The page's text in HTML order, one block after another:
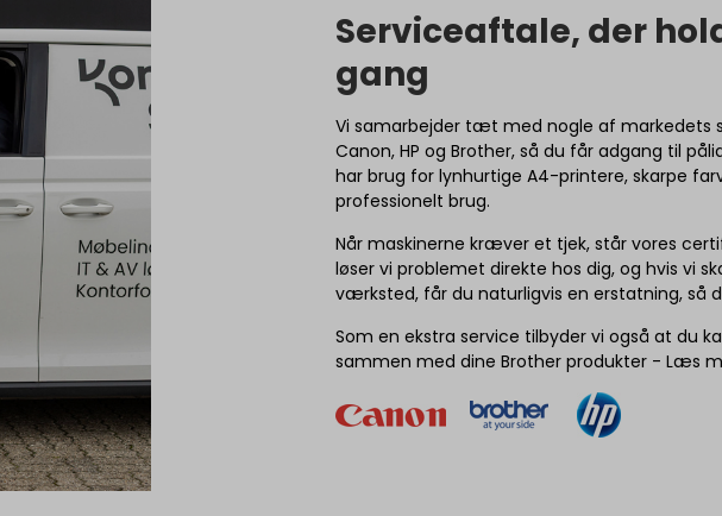
Serviceaftale, der
gang
Vi samarbejder tæt med nogle af
Canon, HP og Brother, så du får adgang til
har brug for lynhurtige A4-printere, skarpe
professionelt brug.
Når maskinerne kræver et tjek, står vores
løser vi problemet direkte hos dig, og hvis vi
værksted, får du naturligvis en erstatning, så
Som en ekstra service tilbyder vi også at du
sammen med dine Brother produkter - Læs